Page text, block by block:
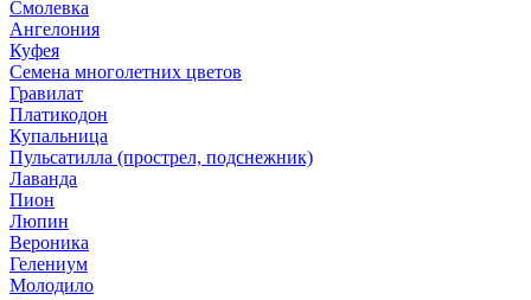
Смолевка
Ангелония
Куфея
Семена многолетних цветов
Гравилат
Платикодон
Купальница
Пульсатилла (прострел, подснежник)
Лаванда
Пион
Люпин
Вероника
Гелениум
Молодило